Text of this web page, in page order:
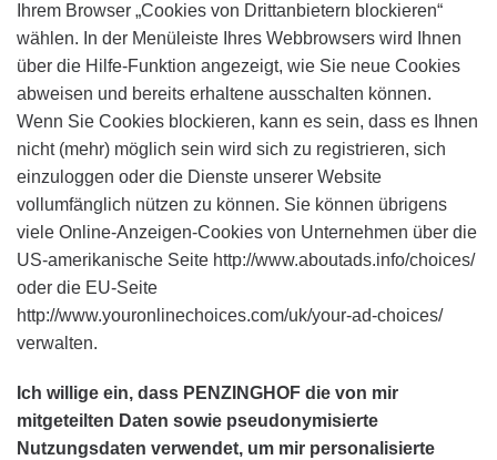
Ihrem Browser „Cookies von Drittanbietern blockieren“
wählen. In der Menüleiste Ihres Webbrowsers wird Ihnen
über die Hilfe-Funktion angezeigt, wie Sie neue Cookies
abweisen und bereits erhaltene ausschalten können.
Wenn Sie Cookies blockieren, kann es sein, dass es Ihnen
nicht (mehr) möglich sein wird sich zu registrieren, sich
einzuloggen oder die Dienste unserer Website
vollumfänglich nützen zu können. Sie können übrigens
viele Online-Anzeigen-Cookies von Unternehmen über die
US-amerikanische Seite http://www.aboutads.info/choices/
oder die EU-Seite
http://www.youronlinechoices.com/uk/your-ad-choices/
verwalten.
Ich willige ein, dass PENZINGHOF die von mir
mitgeteilten Daten sowie pseudonymisierte
Nutzungsdaten verwendet, um mir personalisierte